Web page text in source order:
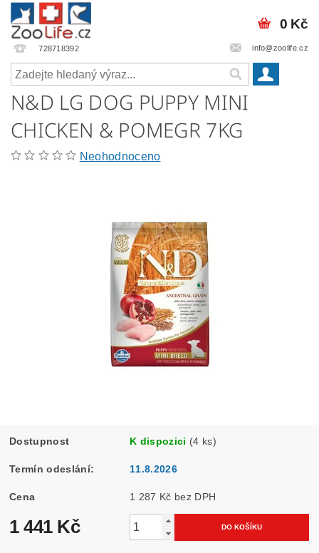
728718392 info@zoolife.cz
0 Kč
N&D LG DOG PUPPY MINI
CHICKEN & POMEGR 7KG
Neohodnoceno
Dostupnost K dispozici (4 ks)
Termín odeslání: 11.8.2026
Cena 1 287 Kč bez DPH
1 441 Kč